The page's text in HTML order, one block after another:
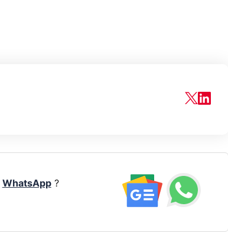
WhatsApp?